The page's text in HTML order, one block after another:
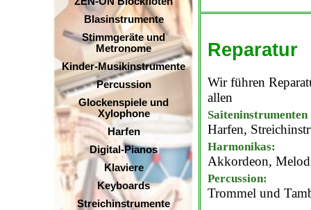
Blasinstrumente
Stimmgeräte und
Metronome
Kinder-Musikinstrumente
Percussion
Glockenspiele und
Xylophone
Harfen
Digital-Pianos
Klaviere
Keyboards
Streichinstrumente
Reparatur
Wir führen
allen
Saiteninstrumenten
Harfen,
Harmonikas:
Akkordeon,
Percussion:
Trommel und